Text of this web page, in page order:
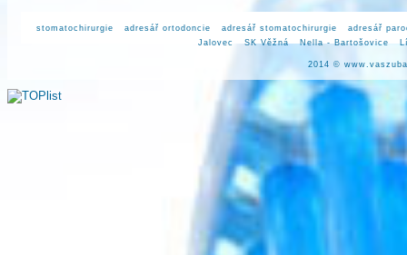
stomatochirurgie adresář ortodoncie adresář stomatochirurgie
adresář
Jalovec
SK Věžná Nella - Bartošovice
2014 ©